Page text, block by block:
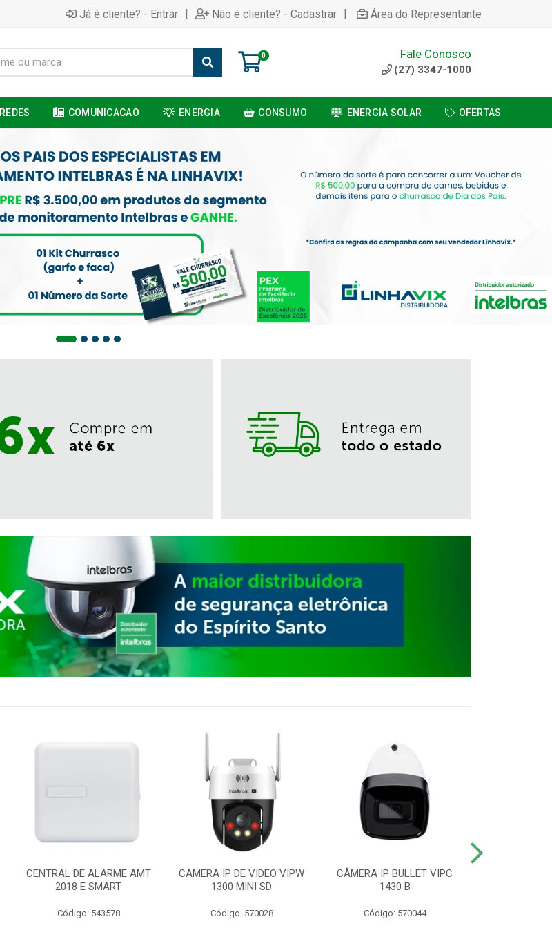
Já é cliente? - Entrar | Não é cliente? - Cadastrar | Área do Representante
0 Fale Conosco
(27) 3347-1000
REDES COMUNICACAO ENERGIA CONSUMO ENERGIA SOLAR OFERTAS
CENTRAL DE ALARME AMT
2018 E SMART
Código: 543578
CAMERA IP DE VIDEO VIPW
1300 MINI SD
Código: 570028
CÂMERA IP BULLET VIPC
1430 B
Código: 570044